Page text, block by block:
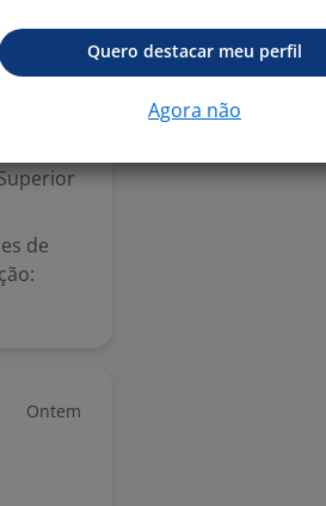
de
Ontem
Quero destacar meu perfil
Agora não